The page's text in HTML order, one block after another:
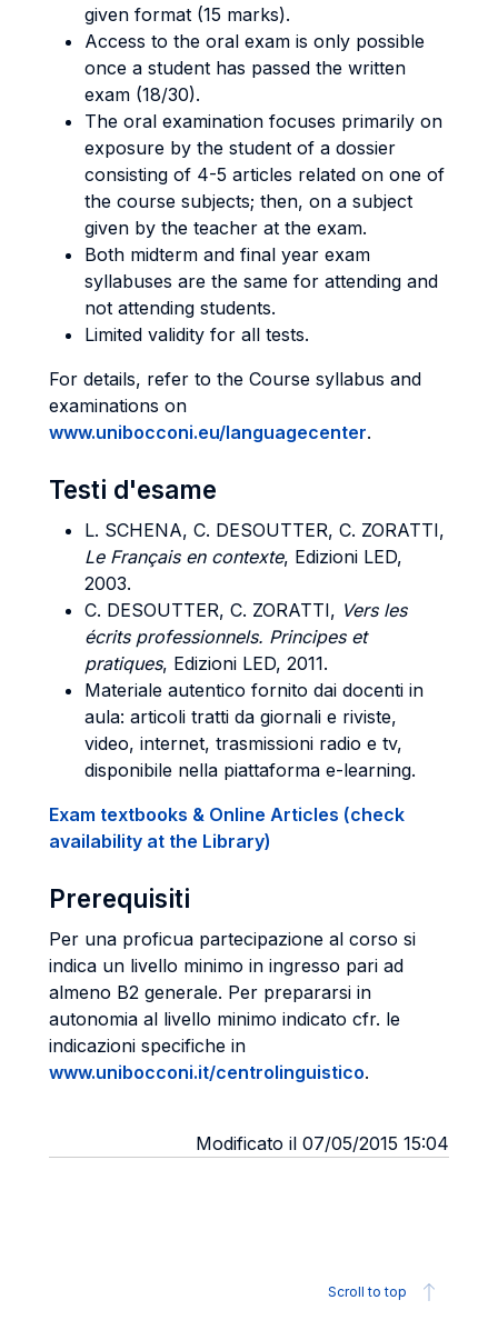
given format (15 marks).
Access to the oral exam is only possible
once a student has passed the written
exam (18/30).
The oral examination focuses primarily on
exposure by the student of a dossier
consisting of 4-5 articles related on one of
the course subjects; then, on a subject
given by the teacher at the exam.
Both midterm and final year exam
syllabuses are the same for attending and
not attending students.
Limited validity for all tests.
For details, refer to the Course syllabus and
examinations on
www.unibocconi.eu/languagecenter.
Testi d'esame
L. SCHENA, C. DESOUTTER, C. ZORATTI,
Le Français en contexte, Edizioni LED,
2003.
C. DESOUTTER, C. ZORATTI, Vers les
écrits professionnels. Principes et
pratiques, Edizioni LED, 2011.
Materiale autentico fornito dai docenti in
aula: articoli tratti da giornali e riviste,
video, internet, trasmissioni radio e tv,
disponibile nella piattaforma e-learning.
Exam textbooks & Online Articles (check
availability at the Library)
Prerequisiti
Per una proficua partecipazione al corso si
indica un livello minimo in ingresso pari ad
almeno B2 generale. Per prepararsi in
autonomia al livello minimo indicato cfr. le
indicazioni specifiche in
www.unibocconi.it/centrolinguistico.
Modificato il 07/05/2015 15:04
Scroll to top